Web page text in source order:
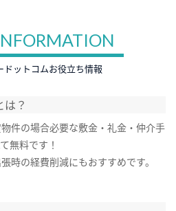
ドットコムお役立ち情報
？
件の場合必要な敷金・礼金・仲介手
無料です！
時の経費削減にもおすすめです。